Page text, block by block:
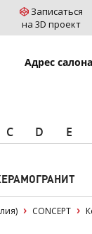
Записаться
на 3D проект
Адрес
C D E
CONCEPT